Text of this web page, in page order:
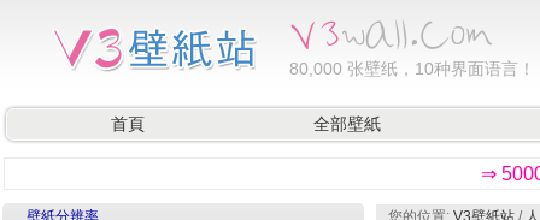
80,000 张壁纸，10种界面语言！
首頁 全部壁紙
⇒
壁紙分辨率 您的位置: V3壁紙站 /